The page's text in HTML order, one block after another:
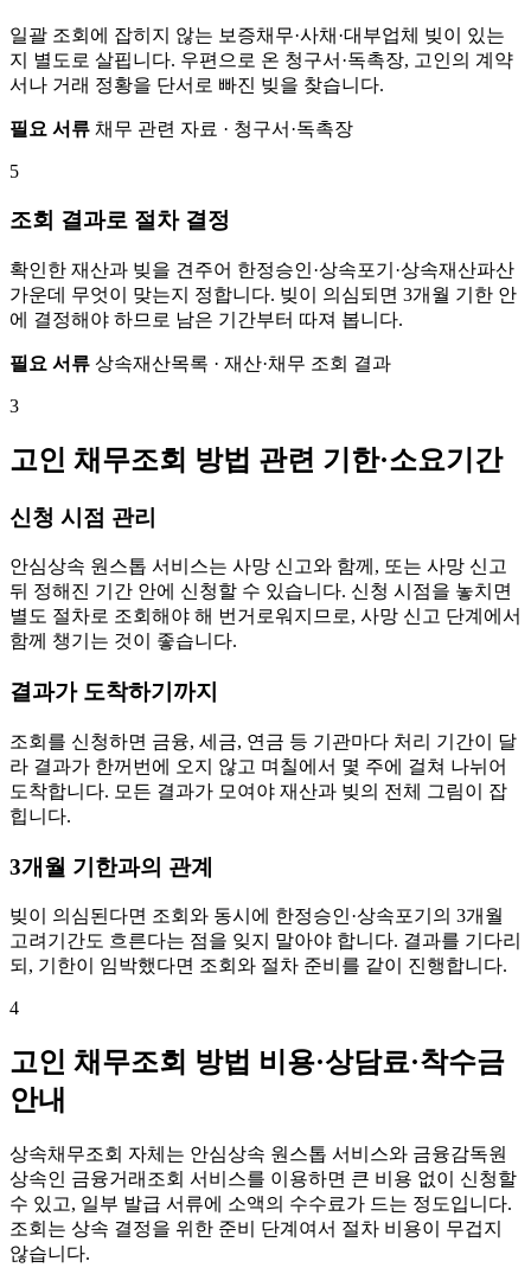
일괄 조회에 잡히지 않는 보증채무·사채·대부업체 빚이 있는
지 별도로 살핍니다. 우편으로 온 청구서·독촉장, 고인의 계약
서나 거래 정황을 단서로 빠진 빚을 찾습니다.
필요 서류 채무 관련 자료 · 청구서·독촉장
5
조회 결과로 절차 결정
확인한 재산과 빚을 견주어 한정승인·상속포기·상속재산파산
가운데 무엇이 맞는지 정합니다. 빚이 의심되면 3개월 기한 안
에 결정해야 하므로 남은 기간부터 따져 봅니다.
필요 서류 상속재산목록 · 재산·채무 조회 결과
3
고인 채무조회 방법 관련 기한·소요기간
신청 시점 관리
안심상속 원스톱 서비스는 사망 신고와 함께, 또는 사망 신고
뒤 정해진 기간 안에 신청할 수 있습니다. 신청 시점을 놓치면
별도 절차로 조회해야 해 번거로워지므로, 사망 신고 단계에서
함께 챙기는 것이 좋습니다.
결과가 도착하기까지
조회를 신청하면 금융, 세금, 연금 등 기관마다 처리 기간이 달
라 결과가 한꺼번에 오지 않고 며칠에서 몇 주에 걸쳐 나뉘어
도착합니다. 모든 결과가 모여야 재산과 빚의 전체 그림이 잡
힙니다.
3개월 기한과의 관계
빚이 의심된다면 조회와 동시에 한정승인·상속포기의 3개월
고려기간도 흐른다는 점을 잊지 말아야 합니다. 결과를 기다리
되, 기한이 임박했다면 조회와 절차 준비를 같이 진행합니다.
4
고인 채무조회 방법 비용·상담료·착수금
안내
상속채무조회 자체는 안심상속 원스톱 서비스와 금융감독원
상속인 금융거래조회 서비스를 이용하면 큰 비용 없이 신청할
수 있고, 일부 발급 서류에 소액의 수수료가 드는 정도입니다.
조회는 상속 결정을 위한 준비 단계여서 절차 비용이 무겁지
않습니다.